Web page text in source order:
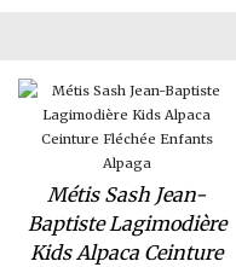
Métis Sash Jean-
Baptiste Lagimodière
Kids Alpaca Ceinture